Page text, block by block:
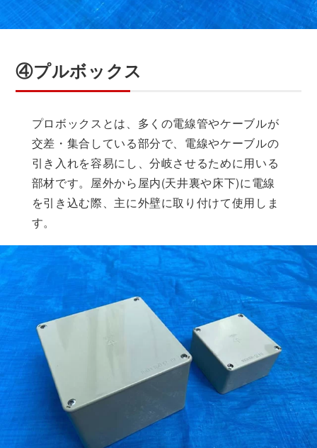
④プルボックス
プロボックスとは、多くの電線管やケーブルが
交差・集合している部分で、電線やケーブルの
引き入れを容易にし、分岐させるために用いる
部材です。屋外から屋内(天井裏や床下)に電線
を引き込む際、主に外壁に取り付けて使用しま
す。